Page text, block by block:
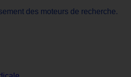
des moteurs de recherche.